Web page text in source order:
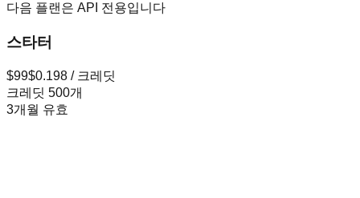
다음 플랜은 API 전용입니다
스타터
$99$0.198 / 크레딧
크레딧 500개
3개월 유효